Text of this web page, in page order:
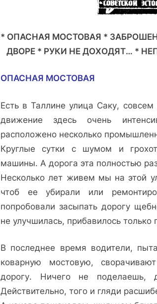
* ОПАСНАЯ МОСТОВАЯ *
ДВОРЕ * РУКИ НЕ ДОХОДЯТ… *
ОПАСНАЯ МОСТОВАЯ
Есть в Таллине улица Саку,
движение здесь очень
расположено несколько
Круглые сутки с шумом и
машины. А дорога эта полностью
Несколько лет живем мы на этой
чтоб ее убирали или
попробовали засыпать дорогу
не улучшилась, прибавилось только
В последнее время водители,
коварную мостовую,
дорогу. Ничего не поделаешь,
Действительно, того и гляди